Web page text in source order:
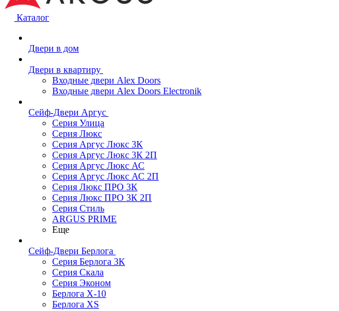
Каталог
Двери в дом
Двери в квартиру
Входные двери Alex Doors
Входные двери Alex Doors Electronik
Сейф-Двери Аргус
Серия Улица
Серия Люкс
Серия Аргус Люкс 3К
Серия Аргус Люкс 3К 2П
Серия Аргус Люкс АС
Серия Аргус Люкс АС 2П
Серия Люкс ПРО 3К
Серия Люкс ПРО 3К 2П
Серия Стиль
ARGUS PRIME
Еще
Сейф-Двери Берлога
Серия Берлога 3К
Серия Скала
Серия Эконом
Берлога X-10
Берлога XS